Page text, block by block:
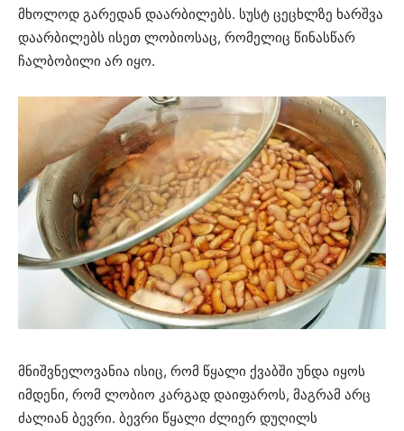
მხოლოდ გარედან დაარბილებს. სუსტ ცეცხლზე ხარშვა
დაარბილებს ისეთ ლობიოსაც, რომელიც წინასწარ
ჩალბობილი არ იყო.
მნიშვნელოვანია ისიც, რომ წყალი ქვაბში უნდა იყოს
იმდენი, რომ ლობიო კარგად დაიფაროს, მაგრამ არც
ძალიან ბევრი. ბევრი წყალი ძლიერ დუღილს